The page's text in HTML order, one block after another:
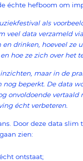
échte hefboom om
als
veel data verzameld
en drinken, hoeveel ze
hoe ze zich over het
maar in de
nog beperkt. De data
onvoldoende vertaald
écht verbeteren.
Door deze data slim
zien:
ontstaat;